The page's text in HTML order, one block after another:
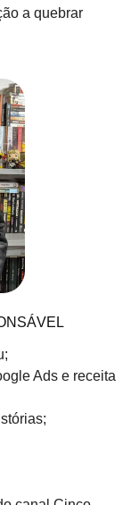
a quebrar
Ads e receita